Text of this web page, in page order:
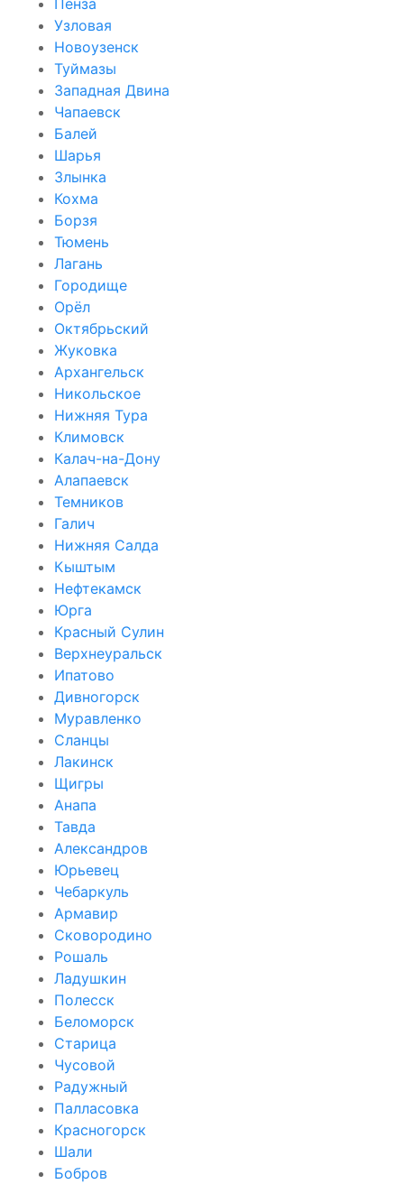
Узловая
Новоузенск
Туймазы
Западная Двина
Чапаевск
Балей
Шарья
Злынка
Кохма
Борзя
Тюмень
Лагань
Городище
Орёл
Октябрьский
Жуковка
Архангельск
Никольское
Нижняя Тура
Климовск
Калач-на-Дону
Алапаевск
Темников
Галич
Нижняя Салда
Кыштым
Нефтекамск
Юрга
Красный Сулин
Верхнеуральск
Ипатово
Дивногорск
Муравленко
Сланцы
Лакинск
Щигры
Анапа
Тавда
Александров
Юрьевец
Чебаркуль
Армавир
Сковородино
Рошаль
Ладушкин
Полесск
Беломорск
Старица
Чусовой
Радужный
Палласовка
Красногорск
Шали
Бобров